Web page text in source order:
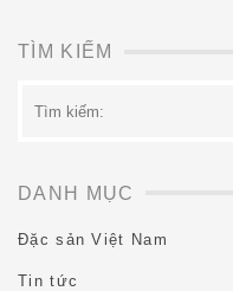
TÌM KIẾM
kiếm:
DANH MỤC
Đặc sản Việt Nam
Tin tức